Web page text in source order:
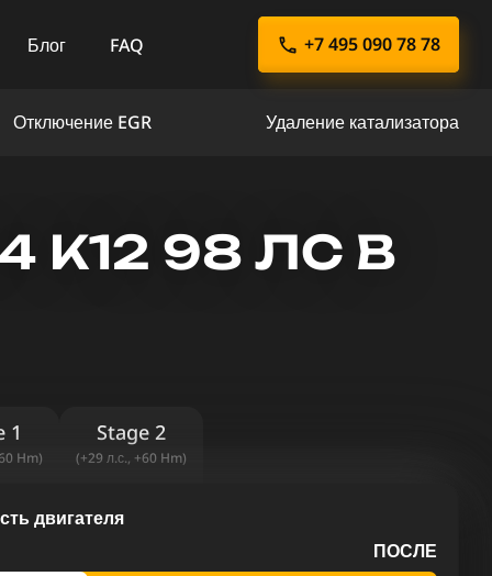
Блог FAQ +7 495 090 78 78
Отключение EGR Удаление катализатора
K12 98 ЛС В
1
Hm)
Stage 2
(+29 л.с., +60 Hm)
двигателя
ПОСЛЕ